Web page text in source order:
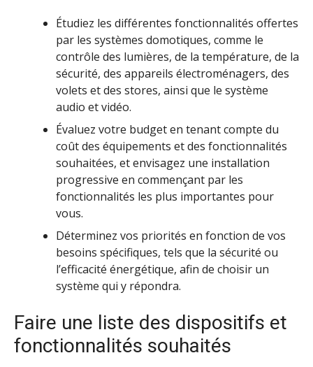
Étudiez les différentes fonctionnalités offertes
par les systèmes domotiques, comme le
contrôle des lumières, de la température, de la
sécurité, des appareils électroménagers, des
volets et des stores, ainsi que le système
audio et vidéo.
Évaluez votre budget en tenant compte du
coût des équipements et des fonctionnalités
souhaitées, et envisagez une installation
progressive en commençant par les
fonctionnalités les plus importantes pour
vous.
Déterminez vos priorités en fonction de vos
besoins spécifiques, tels que la sécurité ou
l’efficacité énergétique, afin de choisir un
système qui y répondra.
Faire une liste des dispositifs et
fonctionnalités souhaités